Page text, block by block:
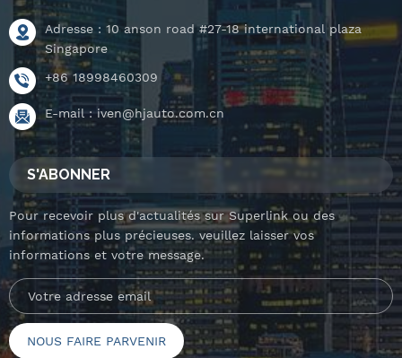
Adresse : 10 anson road #27-18 international plaza
Singapore
+86 18998460309
E-mail :iven@hjauto.com.cn
S'ABONNER
Pour recevoir plus d'actualités sur Superlink ou des
informations plus précieuses. veuillez laisser vos
informations et votre message.